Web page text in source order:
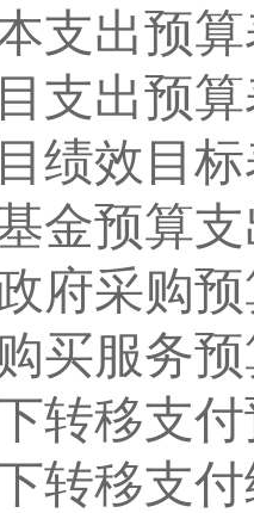
支出预
支出预
绩效目
金预算
府采购
买服务
转移支
转移支